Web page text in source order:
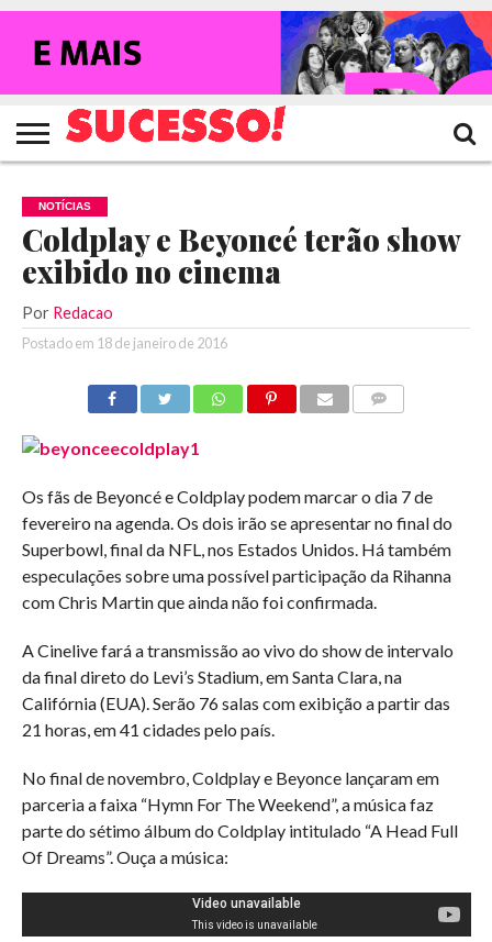
NOTÍCIAS
SHOWS
ENTREVISTAS
CLIQUES
RANKING
CROWLEY
TV
SUCESSO!
REVISTA
SUCESSO!
NOTÍCIAS
Coldplay e Beyoncé terão show
exibido no cinema
Por Redacao
Postado em 18 de janeiro de 2016
Os fãs de Beyoncé e Coldplay podem marcar o dia 7 de
fevereiro na agenda. Os dois irão se apresentar no final do
Superbowl, final da NFL, nos Estados Unidos. Há também
especulações sobre uma possível participação da Rihanna
com Chris Martin que ainda não foi confirmada.
A Cinelive fará a transmissão ao vivo do show de intervalo
da final direto do Levi’s Stadium, em Santa Clara, na
Califórnia (EUA). Serão 76 salas com exibição a partir das
21 horas, em 41 cidades pelo país.
No final de novembro, Coldplay e Beyonce lançaram em
parceria a faixa “Hymn For The Weekend”, a música faz
parte do sétimo álbum do Coldplay intitulado “A Head Full
Of Dreams”. Ouça a música: